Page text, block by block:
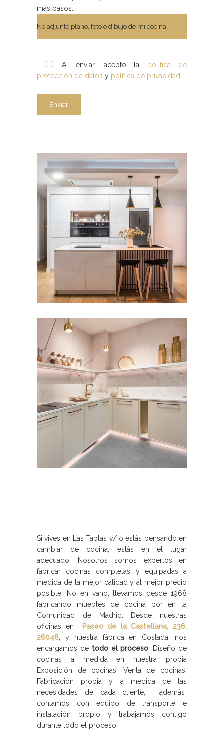
más pasos.
Al enviar, acepto la política de
protección de datos y política de privacidad
Si vives en Las Tablas y/ o estás pensando en
cambiar de cocina, estás en el lugar
adecuado. Nosotros somos expertos en
fabricar cocinas completas y equipadas a
medida de la mejor calidad y al mejor precio
posible. No en vano, llevamos desde 1968
fabricando muebles de cocina por en la
Comunidad de Madrid. Desde nuestras
oficinas en
Paseo de la Castellana, 236,
28046 , y nuestra fábrica en Coslada, nos
encargamos detodo el proceso: Diseño de
cocinas a medida en nuestra propia
Exposición de cocinas, Venta de cocinas,
Fabricación propia y a medida de las
necesidades de cada cliente, además
contamos con equipo de transporte e
instalación propio y trabajamos contigo
durante todo el proceso.